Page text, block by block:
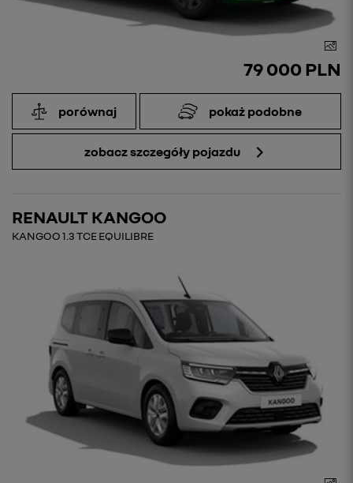
79 000 PLN
porównaj pokaż podobne
zobacz szczegóły pojazdu
RENAULT KANGOO
KANGOO 1.3 TCE EQUILIBRE